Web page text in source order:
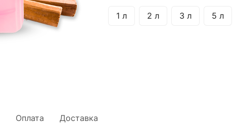
1 л 2 л 3 л 5 л
Оплата Доставка